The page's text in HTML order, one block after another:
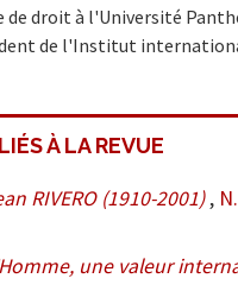
droit à l'Université
de l'Institut
À LA REVUE
RIVERO (1910-2001) ,
une valeur